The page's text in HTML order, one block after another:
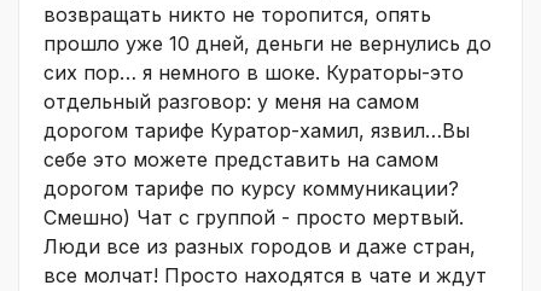
возвращать никто не торопится, опять
прошло уже 10 дней, деньги не вернулись до
сих пор… я немного в шоке. Кураторы-это
отдельный разговор: у меня на самом
дорогом тарифе Куратор-хамил, язвил…Вы
себе это можете представить на самом
дорогом тарифе по курсу коммуникации?
Смешно) Чат с группой - просто мертвый.
Люди все из разных городов и даже стран,
все молчат! Просто находятся в чате и ждут